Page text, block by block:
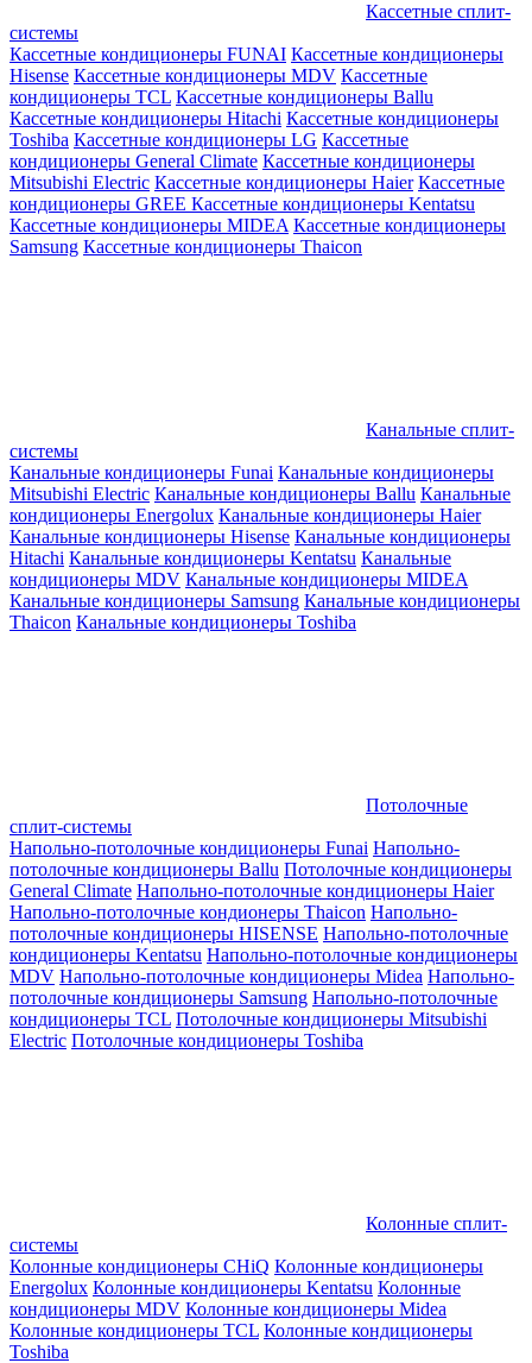
Кассетные сплит-
системы
Кассетные кондиционеры FUNAI Кассетные кондиционеры
Hisense Кассетные кондиционеры MDV Кассетные
кондиционеры TCL Кассетные кондиционеры Ballu
Кассетные кондиционеры Hitachi Кассетные кондиционеры
Toshiba Кассетные кондиционеры LG Кассетные
кондиционеры General Climate Кассетные кондиционеры
Mitsubishi Electric Кассетные кондиционеры Haier Кассетные
кондиционеры GREE Кассетные кондиционеры Kentatsu
Кассетные кондиционеры MIDEA Кассетные кондиционеры
Samsung Кассетные кондиционеры Thaicon
Канальные сплит-
системы
Канальные кондиционеры Funai Канальные кондиционеры
Mitsubishi Electric Канальные кондиционеры Ballu Канальные
кондиционеры Energolux Канальные кондиционеры Haier
Канальные кондиционеры Hisense Канальные кондиционеры
Hitachi Канальные кондиционеры Kentatsu Канальные
кондиционеры MDV Канальные кондиционеры MIDEA
Канальные кондиционеры Samsung Канальные кондиционеры
Thaicon Канальные кондиционеры Toshiba
Потолочные
сплит-системы
Напольно-потолочные кондиционеры Funai Напольно-
потолочные кондиционеры Ballu Потолочные кондиционеры
General Climate Напольно-потолочные кондиционеры Haier
Напольно-потолочные кондионеры Thaicon Напольно-
потолочные кондиционеры HISENSE Напольно-потолочные
кондиционеры Kentatsu Напольно-потолочные кондиционеры
MDV Напольно-потолочные кондиционеры Midea Напольно-
потолочные кондиционеры Samsung Напольно-потолочные
кондиционеры TCL Потолочные кондиционеры Mitsubishi
Electric Потолочные кондиционеры Toshiba
Колонные сплит-
системы
Колонные кондиционеры CHiQ Колонные кондиционеры
Energolux Колонные кондиционеры Kentatsu Колонные
кондиционеры MDV Колонные кондиционеры Midea
Колонные кондиционеры TCL Колонные кондиционеры
Toshiba